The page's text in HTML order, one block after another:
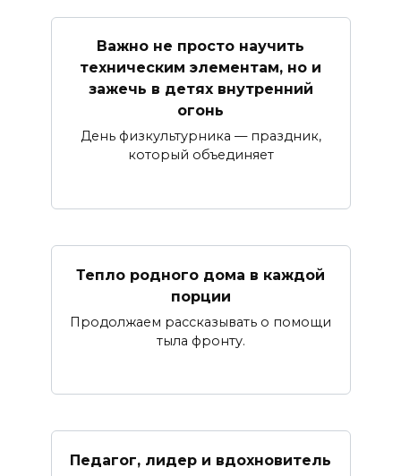
Важно не просто научить
техническим элементам, но и
зажечь в детях внутренний
огонь
День физкультурника — праздник,
который объединяет
Тепло родного дома в каждой
порции
Продолжаем рассказывать о помощи
тыла фронту.
Педагог, лидер и вдохновитель